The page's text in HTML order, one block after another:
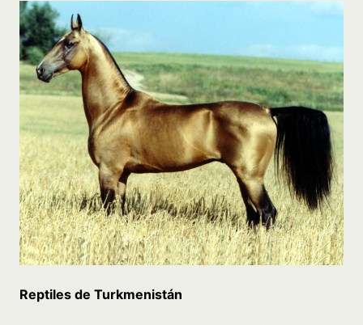
Reptiles de Turkmenistán